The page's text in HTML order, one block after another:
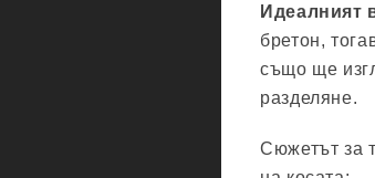
Идеалният
бретон,
също ще
разделяне.
Сюжетът за